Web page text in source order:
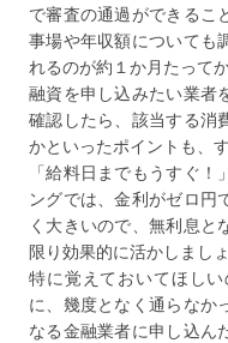
で審査の通過ができるこ
事場や年収額についても
れるのが約１か月たってか
融資を申し込みたい業者
確認したら、該当する消
かといったポイントも、
「給料日までもうすぐ
ングでは、金利がゼロ円
く大きいので、無利息と
限り効果的に活かしましょ
特に覚えておいてほし
に、幾度となく通らなか
なる金融業者に申し込ん